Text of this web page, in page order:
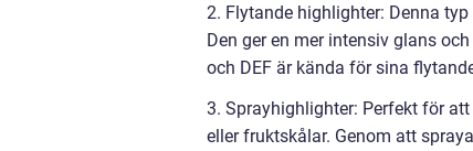
2. Flytande highlighter: Denna
Den ger en mer intensiv glans
och DEF är kända för sina
3. Sprayhighlighter: Perfekt för
eller fruktskålar. Genom att